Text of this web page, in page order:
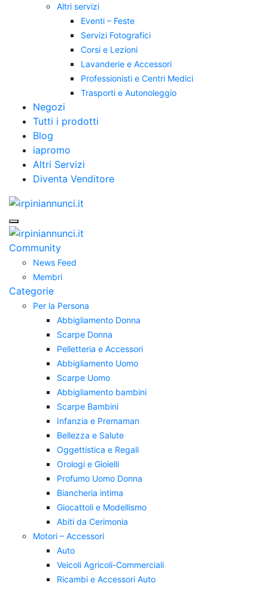
Altri servizi
Eventi – Feste
Servizi Fotografici
Corsi e Lezioni
Lavanderie e Accessori
Professionisti e Centri Medici
Trasporti e Autonoleggio
Negozi
Tutti i prodotti
Blog
iapromo
Altri Servizi
Diventa Venditore
Community
News Feed
Membri
Categorie
Per la Persona
Abbigliamento Donna
Scarpe Donna
Pelletteria e Accessori
Abbigliamento Uomo
Scarpe Uomo
Abbigliamento bambini
Scarpe Bambini
Infanzia e Premaman
Bellezza e Salute
Oggettistica e Regali
Orologi e Gioielli
Profumo Uomo Donna
Biancheria intima
Giocattoli e Modellismo
Abiti da Cerimonia
Motori – Accessori
Auto
Veicoli Agricoli-Commerciali
Ricambi e Accessori Auto